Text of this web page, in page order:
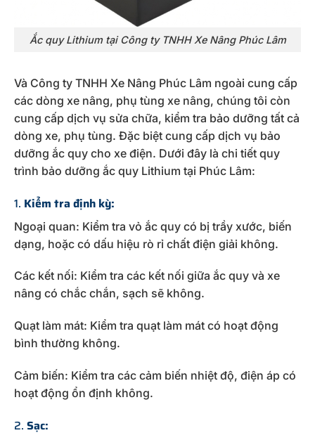
Ắc quy Lithium tại Công ty TNHH Xe Nâng Phúc Lâm
Và Công ty TNHH Xe Nâng Phúc Lâm ngoài cung cấp
các dòng xe nâng, phụ tùng xe nâng, chúng tôi còn
cung cấp dịch vụ sửa chữa, kiểm tra bảo dưỡng tất cả
dòng xe, phụ tùng. Đặc biệt cung cấp dịch vụ bảo
dưỡng ắc quy cho xe điện. Dưới đây là chi tiết quy
trình bảo dưỡng ắc quy Lithium tại Phúc Lâm:
1. Kiểm tra định kỳ:
Ngoại quan: Kiểm tra vỏ ắc quy có bị trầy xước, biến
dạng, hoặc có dấu hiệu rò rỉ chất điện giải không.
Các kết nối: Kiểm tra các kết nối giữa ắc quy và xe
nâng có chắc chắn, sạch sẽ không.
Quạt làm mát: Kiểm tra quạt làm mát có hoạt động
bình thường không.
Cảm biến: Kiểm tra các cảm biến nhiệt độ, điện áp có
hoạt động ổn định không.
2. Sạc: